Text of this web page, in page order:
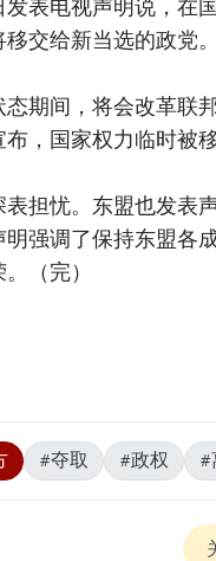
表电视声明说，在
交给新当选的政党。
期间，将会改革联
，国家权力临时被
担忧。东盟也发表
强调了保持东盟各
（完）
#夺取 #政权 #